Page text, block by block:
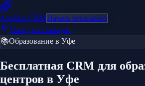
AppStarCRMНачать бесплатно
Назад на главную
📚Образование в Уфе
Бесплатная CRM для
центров в Уфе